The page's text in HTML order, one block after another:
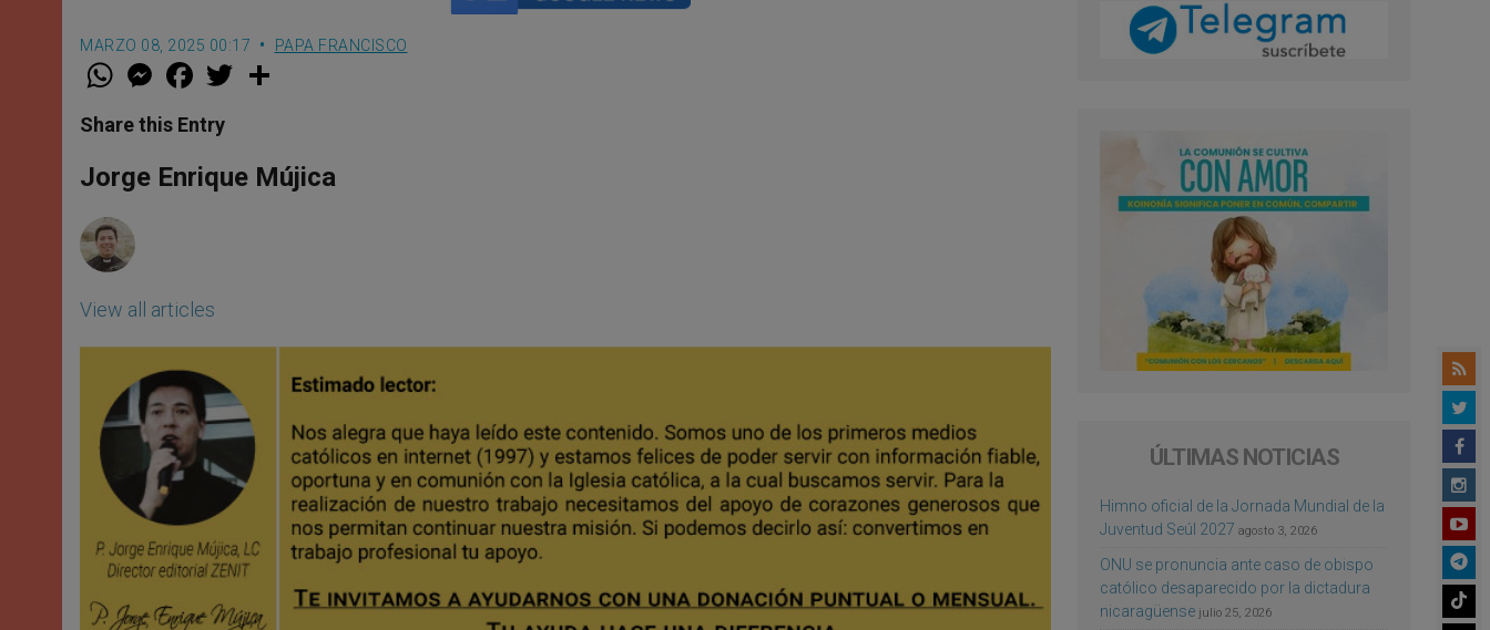
MARZO 08, 2025 00:17 PAPA FRANCISCO
W
t
s
p
p
M
e
s
e
g
e
F
a
e
b
o
k
w
r
Share this Entry
Jorge Enrique Mújica
View all articles
ÚLTIMAS NOTICIAS
Himno oficial de la Jornada Mundial de la
Juventud Seúl 2027 agosto 3, 2026
ONU se pronuncia ante caso de obispo
católico desaparecido por la dictadura
nicaragüense julio 25, 2026